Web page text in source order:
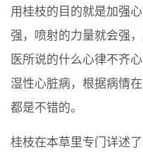
用桂枝的目的就是加强
强，喷射的力量就会强
医所说的什么心律不齐
湿性心脏病，根据病情
都是不错的。
桂枝在本草里专门详述